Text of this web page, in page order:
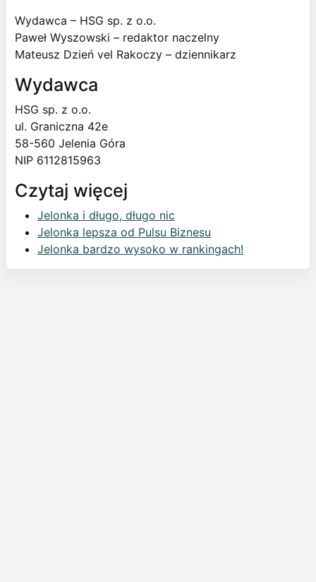
Wydawca – HSG sp. z o.o.
Paweł Wyszowski – redaktor naczelny
Mateusz Dzień vel Rakoczy – dziennikarz
Wydawca
HSG sp. z o.o.
ul. Graniczna 42e
58-560 Jelenia Góra
NIP 6112815963
Czytaj więcej
Jelonka i długo, długo nic
Jelonka lepsza od Pulsu Biznesu
Jelonka bardzo wysoko w rankingach!